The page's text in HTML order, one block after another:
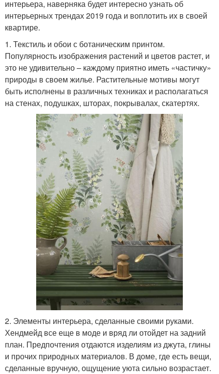
интерьера, наверняка будет интересно узнать об
интерьерных трендах 2019 года и воплотить их в своей
квартире.
1. Текстиль и обои с ботаническим принтом.
Популярность изображения растений и цветов растет, и
это не удивительно – каждому приятно иметь «частичку»
природы в своем жилье. Растительные мотивы могут
быть исполнены в различных техниках и располагаться
на стенах, подушках, шторах, покрывалах, скатертях.
2. Элементы интерьера, сделанные своими руками.
Хендмейд все еще в моде и вряд ли отойдет на задний
план. Предпочтения отдаются изделиям из джута, глины
и прочих природных материалов. В доме, где есть вещи,
сделанные вручную, ощущение уюта сильно возрастает.